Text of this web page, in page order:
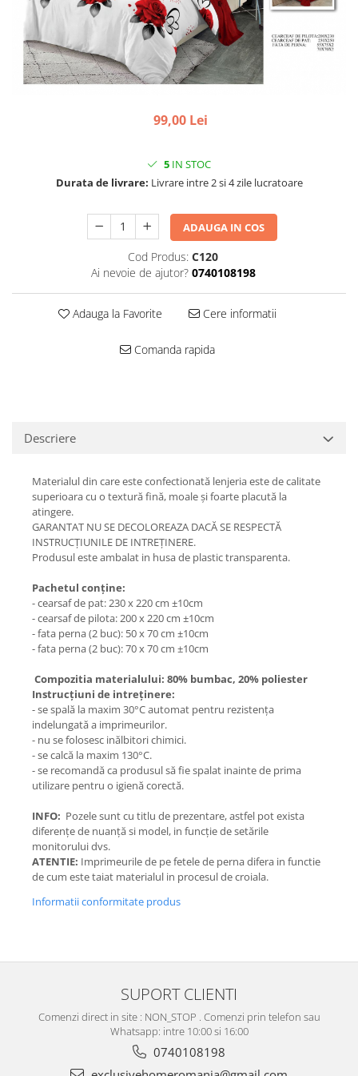
99,00 Lei
5 IN STOC
Durata de livrare: Livrare intre 2 si 4 zile lucratoare
ADAUGA IN COS
Cod Produs: C120
Ai nevoie de ajutor? 0740108198
Adauga la Favorite Cere informatii
Comanda rapida
Descriere
Materialul din care este confectionată lenjeria este de calitate
superioara cu o textură fină, moale și foarte placută la
atingere.
GARANTAT NU SE DECOLOREAZA DACĂ SE RESPECTĂ
INSTRUCȚIUNILE DE INTREȚINERE.
Produsul este ambalat in husa de plastic transparenta.
Pachetul conține:
- cearsaf de pat: 230 x 220 cm ±10cm
- cearsaf de pilota: 200 x 220 cm ±10cm
- fata perna (2 buc): 50 x 70 cm ±10cm
- fata perna (2 buc): 70 x 70 cm ±10cm
Compozitia materialului: 80% bumbac, 20% poliester
Instrucțiuni de intreținere:
- se spală la maxim 30°C automat pentru rezistența
indelungată a imprimeurilor.
- nu se folosesc inălbitori chimici.
- se calcă la maxim 130°C.
- se recomandă ca produsul să fie spalat inainte de prima
utilizare pentru o igienă corectă.
INFO: Pozele sunt cu titlu de prezentare, astfel pot exista
diferențe de nuanță si model, in funcție de setările
monitorului dvs.
ATENTIE: Imprimeurile de pe fetele de perna difera in functie
de cum este taiat materialul in procesul de croiala.
Informatii conformitate produs
SUPORT CLIENTI
Comenzi direct in site : NON_STOP . Comenzi prin telefon sau
Whatsapp: intre 10:00 si 16:00
0740108198